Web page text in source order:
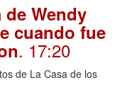
Wendy
cuando fue
. 17:20
de La Casa de los